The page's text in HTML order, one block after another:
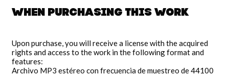
When purchasing this work
Upon purchase, you will receive a license with the acquired
rights and access to the work in the following format and
features:
Archivo MP3 estéreo con frecuencia de muestreo de 44100